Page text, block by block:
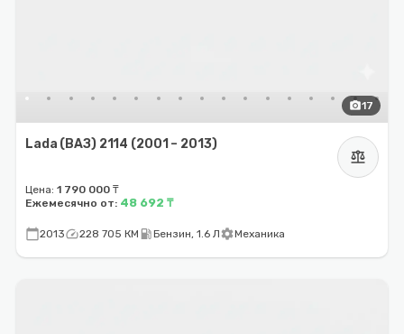
photo_camera17
Lada (ВАЗ) 2114 (2001 – 2013)
balance
Цена: 1 790 000 ₸
Ежемесячно от: 48 692 ₸
calendar_today2013speed228 705 КМ local_gas_stationБензин, 1.6 ЛsettingsМеханика